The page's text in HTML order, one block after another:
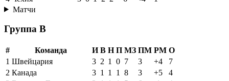
Матчи
Группа B
# Команда И В Н П МЗ ПМ РМ О
1 Швейцария 3 2 1 0 7 3 +4
7
2 Канада 3 1 1 1 8 3 +5
4